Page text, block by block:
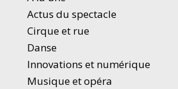
Actus du spectacle
Cirque et rue
Danse
Innovations et numérique
Musique et opéra